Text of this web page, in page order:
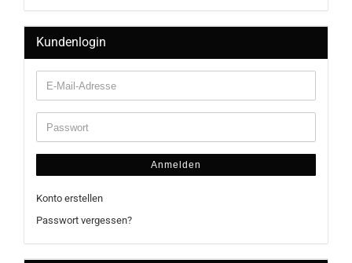
Kundenlogin
Anmelden
Konto erstellen
Passwort vergessen?